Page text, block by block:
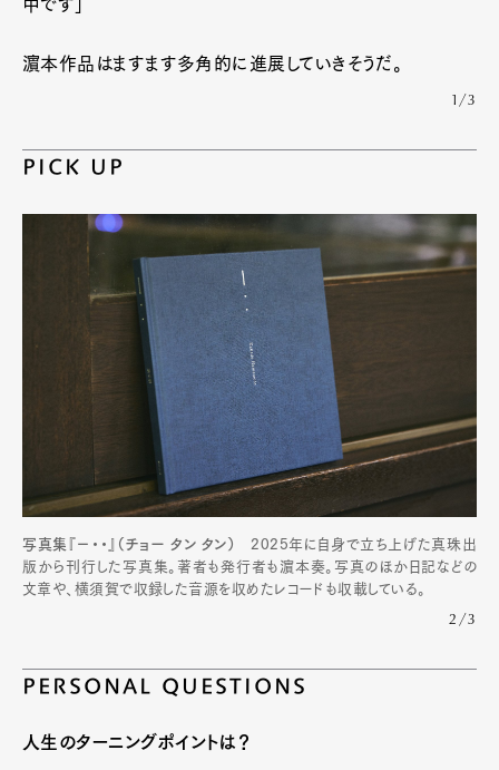
中です」
濵本作品はますます多角的に進展していきそうだ。
1/3
PICK UP
写真集『−・・』（チョー タン タン） 2025年に自身で立ち上げた真珠出
版から刊行した写真集。著者も発行者も濵本奏。写真のほか日記などの
文章や、横須賀で収録した音源を収めたレコードも収載している。
2/3
PERSONAL QUESTIONS
人生のターニングポイントは？